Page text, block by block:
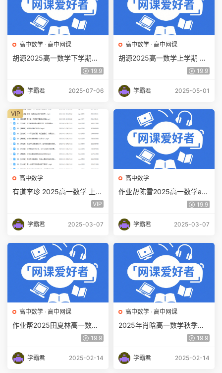
高中数学 · 高中网课
胡源2025高一数学下学期必
修2视频网课(直播+录播 含讲
19.9
学霸君 2025-07-06
高中数学 · 高中网课
胡源2025高一数学上学期 知
识点视频课百度网盘下载 19.9
学霸君 2025-05-01
高中数学
有道李珍 2025高一数学 上学
VIP
学霸君 2025-03-07
VIP
高中数学
作业帮陈雪2025高一数学a
+上学期暑秋班百度网盘下载
19.9
学霸君 2025-03-07
高中数学 · 高中网课
作业帮2025田夏林高一数学a
19.9
学霸君 2025-02-14
高中数学 · 高中网课
2025年肖晗高一数学秋季班
19.9
学霸君 2025-02-14